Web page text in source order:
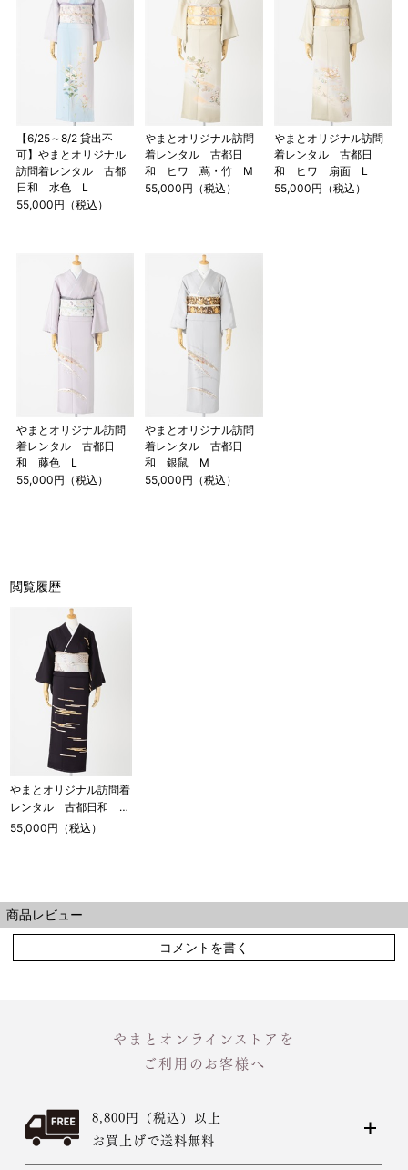
【6/25～8/2 貸出不
可】やまとオリジナル
訪問着レンタル 古都
日和 水色 L
55,000円（税込）
やまとオリジナル訪問
着レンタル 古都日
和 ヒワ 蔦・竹 M
55,000円（税込）
やまとオリジナル訪問
着レンタル 古都日
和 ヒワ 扇面 L
55,000円（税込）
やまとオリジナル訪問
着レンタル 古都日
和 藤色 L
55,000円（税込）
やまとオリジナル訪問
着レンタル 古都日
和 銀鼠 M
55,000円（税込）
閲覧履歴
やまとオリジナル訪問着
レンタル 古都日和 濃
紫 M
55,000円（税込）
商品レビュー
コメントを書く
やまとオンラインストアを
ご利用のお客様へ
8,800円（税込）以上
お買上げで送料無料